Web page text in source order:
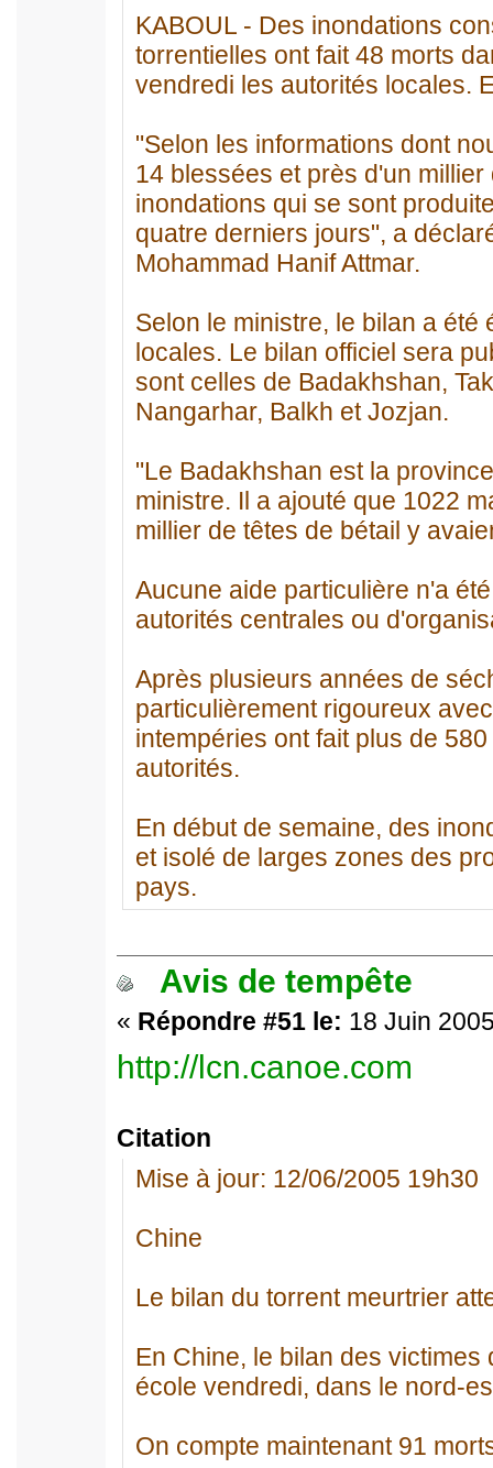
KABOUL - Des inondations
torrentielles ont fait 48 morts
vendredi les autorités locales.
"Selon les informations dont
14 blessées et près d'un
inondations qui se sont
quatre derniers jours", a
Mohammad Hanif Attmar.
Selon le ministre, le bilan a
locales. Le bilan officiel sera
sont celles de Badakhshan,
Nangarhar, Balkh et Jozjan.
"Le Badakhshan est la
ministre. Il a ajouté que 1022
millier de têtes de bétail y
Aucune aide particulière n'a
autorités centrales ou
Après plusieurs années de
particulièrement rigoureux
intempéries ont fait plus de
autorités.
En début de semaine, des
et isolé de larges zones des
pays.
Avis de tempête
« Répondre #51 le: 18 Juin
http://lcn.canoe.com
Citation
Mise à jour: 12/06/2005 19h30
Chine
Le bilan du torrent meurtrier
En Chine, le bilan des
école vendredi, dans le nord-
On compte maintenant 91